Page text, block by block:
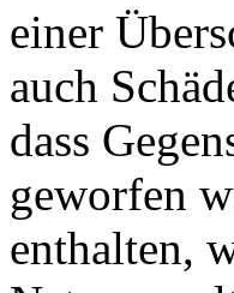
einer
auch
dass
geworfen
enthalten,